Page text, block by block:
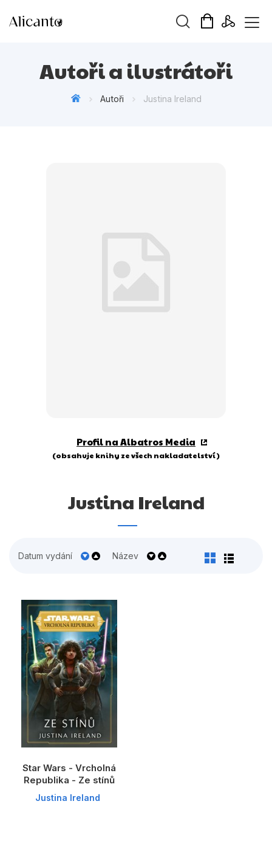
Dárkové publikace
Společnost, politika
Umění a kultura
Výchova a pedagogika
Young adult
Zdraví a životní styl
Všechny kategorie
Autoři a ilustrátoři
Autoři Justina Ireland
Profil na Albatros Media
(obsahuje knihy ze všech nakladatelství)
Justina Ireland
Datum vydání Název
Star Wars - Vrcholná
Republika - Ze stínů
Justina Ireland